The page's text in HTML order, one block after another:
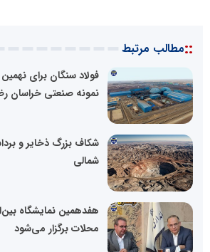
::مطالب مرتبط
فولاد سنگان برای
نمونه صنعتی خراسان
شکاف بزرگ ذخایر و
شمالی
هفدهمین نمایشگاه
محلات برگزار می‌شود